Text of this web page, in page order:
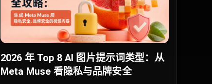
2026 年 Top 8 AI 图片提示词类型：从
Meta Muse 看隐私与品牌安全